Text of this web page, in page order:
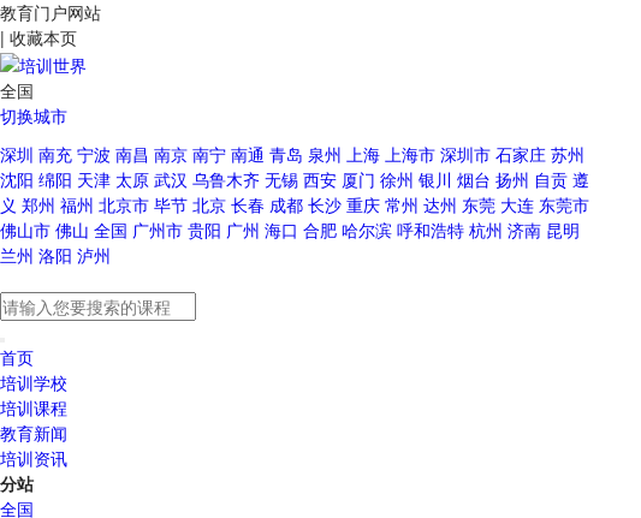
教育门户网站
| 收藏本页
全国
切换城市
深圳 南充 宁波 南昌 南京 南宁 南通 青岛 泉州 上海 上海市 深圳市 石家庄 苏州
沈阳 绵阳 天津 太原 武汉 乌鲁木齐 无锡 西安 厦门 徐州 银川 烟台 扬州 自贡 遵
义 郑州 福州 北京市 毕节 北京 长春 成都 长沙 重庆 常州 达州 东莞 大连 东莞市
佛山市 佛山 全国 广州市 贵阳 广州 海口 合肥 哈尔滨 呼和浩特 杭州 济南 昆明
兰州 洛阳 泸州
首页
培训学校
培训课程
教育新闻
培训资讯
分站
全国